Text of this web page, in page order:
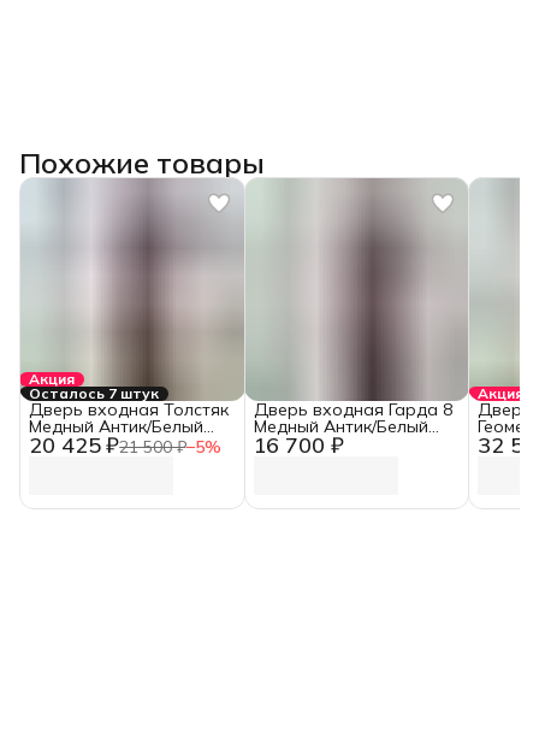
Похожие товары
Акция
Осталось 7 штук
20 425 ₽21 500 ₽−5%
Дверь входная Толстяк
Медный Антик/Белый
Ясень (960 мм, Правая) 16 700 ₽
Дверь входная Гарда 8
Медный Антик/Белый
ясень (960 мм, Правая)
Акция
32
Дверь